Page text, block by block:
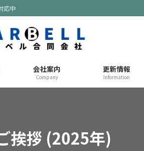
応中
会社案内
Company
更新情報
Information
挨拶 (2025年)